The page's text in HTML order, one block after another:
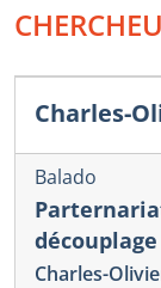
Charles-
Balado
Charles-